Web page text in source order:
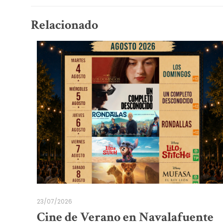
Relacionado
23/07/2026
Cine de Verano en Navalafuente